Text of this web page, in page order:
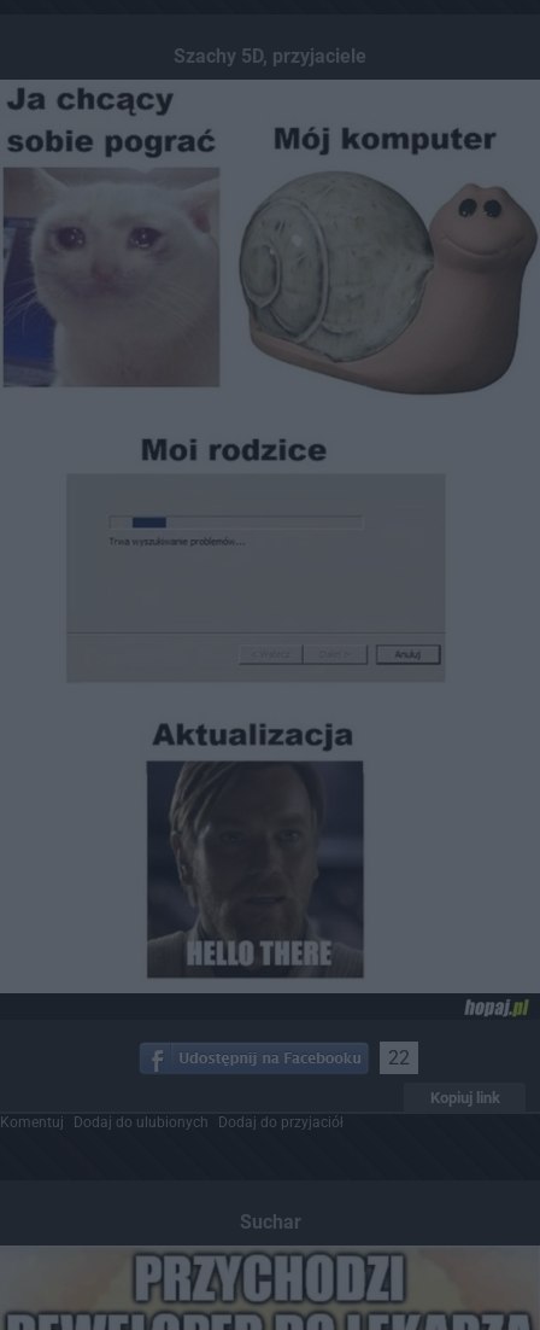
Szachy 5D, przyjaciele
22
Kopiuj link
Komentuj Dodaj do ulubionych Dodaj do przyjaciół
Suchar